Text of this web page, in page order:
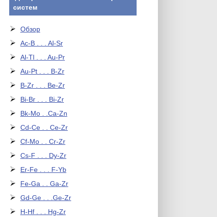
систем
Обзор
Ac-B . . . Al-Sr
Al-Tl . . . Au-Pr
Au-Pt . . . B-Zr
B-Zr . . . Be-Zr
Bi-Br . . . Bi-Zr
Bk-Mo . .Ca-Zn
Cd-Ce . . Ce-Zr
Cf-Mo . . Cr-Zr
Cs-F . . . Dy-Zr
Er-Fe . . . F-Yb
Fe-Ga . . Ga-Zr
Gd-Ge . . .Ge-Zr
H-Hf . . . Hg-Zr